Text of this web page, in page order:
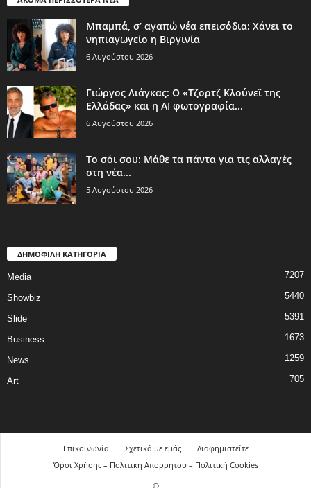
Μπαμπά, σ’ αγαπώ νέα επεισόδια: Χάνει το
νηπιαγωγείο η Βιργινία
6 Αυγούστου 2026
Γιώργος Λιάγκας: Ο «Τζορτζ Κλούνεϊ της
Ελλάδας» και η AI φωτογραφία...
6 Αυγούστου 2026
Το σόι σου: Μάθε τα πάντα για τις αλλαγές
στη νέα...
5 Αυγούστου 2026
ΔΗΜΟΦΙΛΗ ΚΑΤΗΓΟΡΙΑ
Media 7207
Showbiz 5440
Slide 5391
Business 1673
News 1259
Art 705
Επικοινωνία Σχετικά με εμάς
Διαφημιστείτε
Όροι Χρήσης – Πολιτική Απορρήτου – Πολιτική Cookies
©